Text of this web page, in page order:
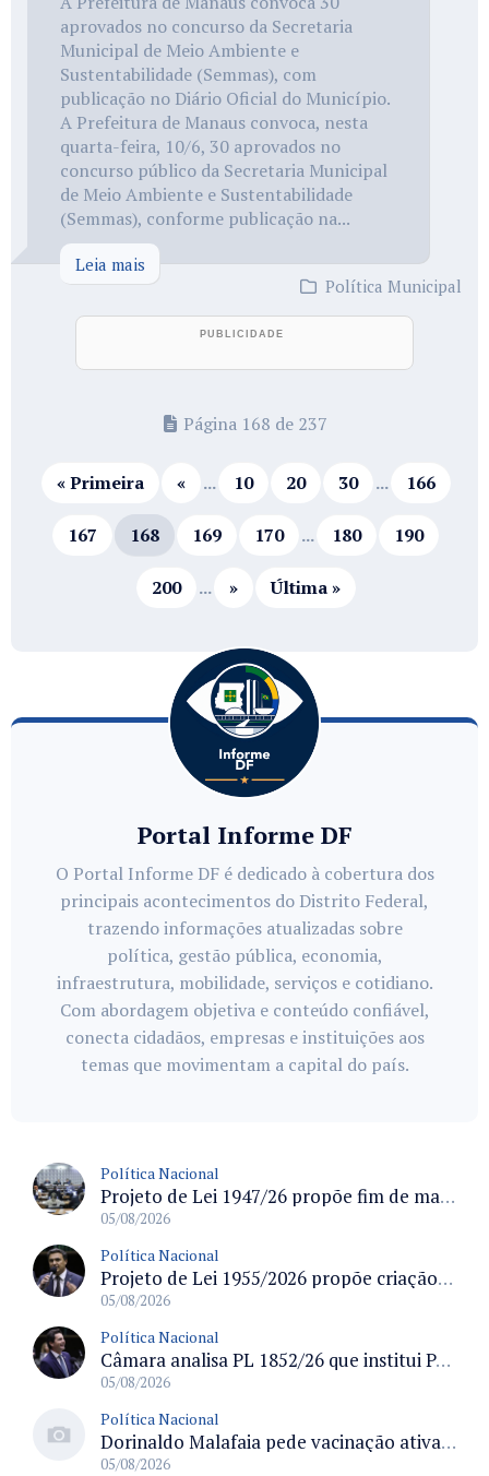
aprovados no concurso da Secretaria
Municipal de Meio Ambiente e
Sustentabilidade (Semmas), com
publicação no Diário Oficial do Município.
A Prefeitura de Manaus convoca, nesta
quarta-feira, 10/6, 30 aprovados no
concurso público da Secretaria Municipal
de Meio Ambiente e Sustentabilidade
(Semmas), conforme publicação na...
Leia mais
Política Municipal
Página 168 de 237
« Primeira « ... 10 20 30 ... 166
167 168 169 170 ... 180 190
200 ... » Última »
Portal Informe DF
O Portal Informe DF é dedicado à cobertura dos
principais acontecimentos do Distrito Federal,
trazendo informações atualizadas sobre
política, gestão pública, economia,
infraestrutura, mobilidade, serviços e cotidiano.
Com abordagem objetiva e conteúdo confiável,
conecta cidadãos, empresas e instituições aos
temas que movimentam a capital do país.
Política Nacional
Projeto de Lei 1947/26 propõe fim de margens para cartão de crédito e consignado do INSS
05/08/2026
Política Nacional
Projeto de Lei 1955/2026 propõe criação de geração livre de fumo ao restringir venda de vapes a nascidos desde 1º de janeiro de 2009
05/08/2026
Política Nacional
Câmara analisa PL 1852/26 que institui Política Nacional de Gestão de Desempenho e Eficiência para servidores públicos
05/08/2026
Política Nacional
Dorinaldo Malafaia pede vacinação ativa ao Ministério da Saúde para reverter queda na cobertura vacinal no Brasil
05/08/2026